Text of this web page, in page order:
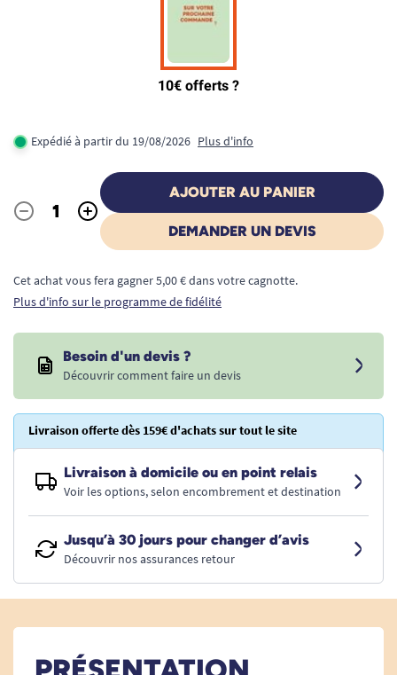
Expédié à partir du 19/08/2026 Plus d'info
Quantité
- +
AJOUTER AU PANIER
DEMANDER UN DEVIS
Cet achat vous fera gagner 5,00 € dans votre cagnotte.
Plus d'info sur le programme de fidélité
Besoin d'un devis ?
Découvrir comment faire un devis
Livraison offerte dès 159€ d'achats sur tout le site
Livraison à domicile ou en point relais
Voir les options, selon encombrement et destination
Jusqu’à 30 jours pour changer d’avis
Découvrir nos assurances retour